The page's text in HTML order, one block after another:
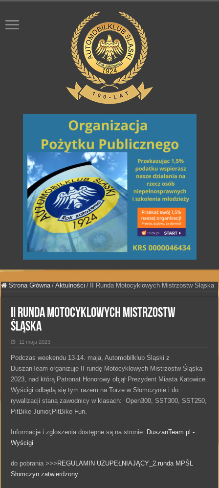
Strona Główna / Aktulności / II Runda Motocyklowych Mistrzostw Śląska
II Runda Motocyklowych Mistrzostw
Śląska
11 maja 2023
Podczas weekendu 13-14. maja, Automobilklub Śląski z
DuszanTeam organizuje II rundę Motocyklowych Mistrzostw Śląska
2023, nad którą Patronat Honorowy objął Prezydent Miasta Katowice.
Wyścigi odbędą się tym razem na Torze w Słomczynie i do
rywalizacji staną zawodnicy w klasach: Open300, SST300, SST250,
PitBike Junior,PitBike Fun.
Informacje i zgłoszenia dostępne są na stronie: DuszanTeam.pl -
Wyścigi
do pobrania >>> REGULAMIN UZUPEŁNIAJĄCY_2.runda MPŚL
Słomczyn zatwierdzony